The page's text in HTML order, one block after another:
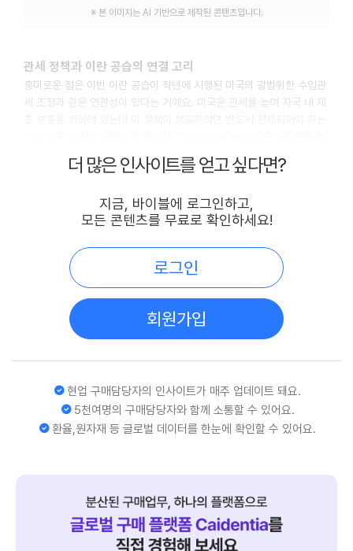
※ 본 이미지는 AI 기반으로 제작된 콘텐츠입니다.
관세 정책과 이란 공습의 연결 고리
흥미로운 점은 이번 이란 공습이 작년에 시행된 미국의 광범위한 수입관
세 조정과 깊은 연관성이 있다는 거예요. 미국은 관세를 높여 자국 내 제
신으로 상쇄해야 하기 때문이죠.
질서에 대한 정면 도전이었어요. 결국 작년의 관세 조정이 미국의 경제적
국경을 다시 세우는 '소프트웨어 정리 작업'이었다면, 이번 공습은 그 질
은 "우리가 짠 관세 질서 안으로 들어오면 안보와 저렴한 물류를 보장하
겠지만 밖에서 방해한다면 물리적 대가를 치를 것"이라는 강력한 메시지
올해 2월 미국 대법원이 대통령의 관세 권한에 제동을 거는 판결을 내렸
서 이란 공습과 같은 강력한 군사적 행동을 통해 '힘에 의한 공급망 질
JIT에서 JIC로, 그리고 가치의 진영
급망의 연결 자체는 너무나 쉬워졌지만 역설적으로 "누구와 연결될 것인
가"가 생존을 결정짓는 가장 무거운 질문이 되었죠.
더 많은 인사이트를 얻고 싶다면?
지금, 바이블에 로그인하고,
모든 콘텐츠를 무료로 확인하세요!
로그인
회원가입
현업 구매담당자의 인사이트가 매주 업데이트 돼요.
5천여명의 구매담당자와 함께 소통할 수 있어요.
환율,원자재 등 글로벌 데이터를 한눈에 확인할 수 있어요.